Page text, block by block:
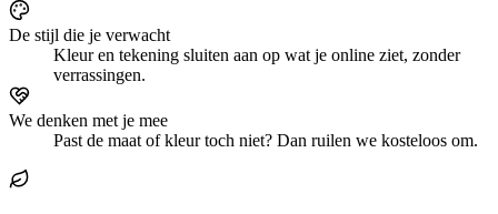
De stijl die je verwacht
Kleur en tekening sluiten aan op wat je online ziet, zonder
verrassingen.
We denken met je mee
Past de maat of kleur toch niet? Dan ruilen we kosteloos om.